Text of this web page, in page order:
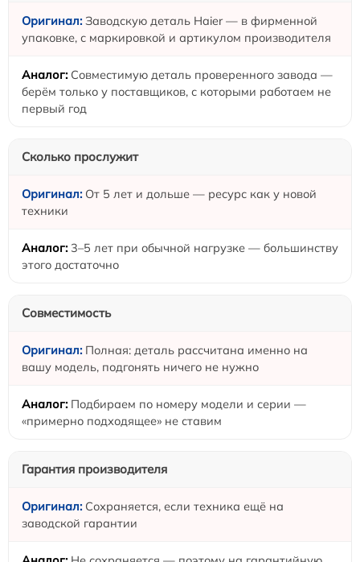
Заводскую деталь Haier — в фирменной
упаковке, с маркировкой и артикулом производителя
Совместимую деталь проверенного завода —
берём только у поставщиков, с которыми работаем не
первый год
Сколько прослужит
От 5 лет и дольше — ресурс как у новой
техники
3–5 лет при обычной нагрузке — большинству
этого достаточно
Совместимость
Полная: деталь рассчитана именно на
вашу модель, подгонять ничего не нужно
Подбираем по номеру модели и серии —
«примерно подходящее» не ставим
Гарантия производителя
Сохраняется, если техника ещё на
заводской гарантии